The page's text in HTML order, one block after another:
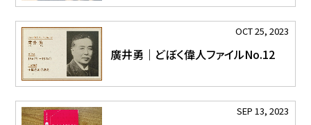
OCT 25, 2023
廣井勇｜どぼく偉人ファイルNo.12
SEP 13, 2023